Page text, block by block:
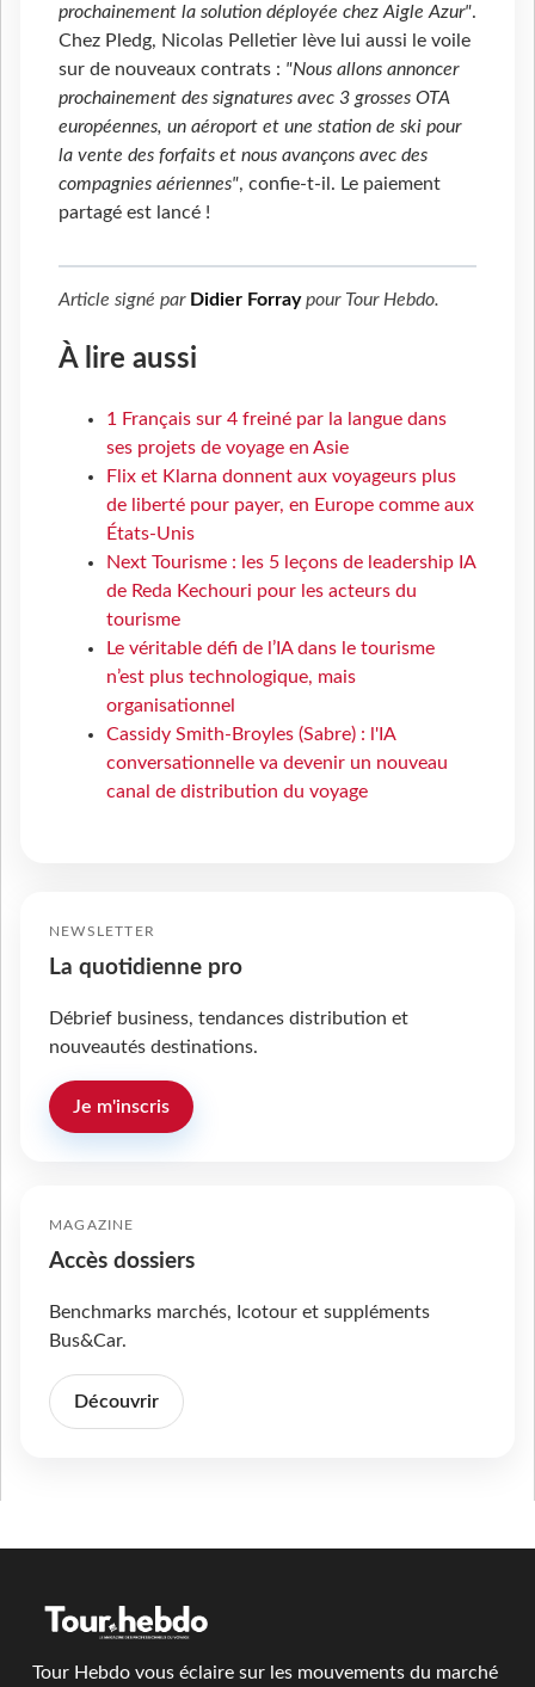
prochainement la solution déployée chez Aigle Azur".
Chez Pledg, Nicolas Pelletier lève lui aussi le voile
sur de nouveaux contrats : "Nous allons annoncer
prochainement des signatures avec 3 grosses OTA
européennes, un aéroport et une station de ski pour
la vente des forfaits et nous avançons avec des
compagnies aériennes", confie-t-il. Le paiement
partagé est lancé !
Article signé par Didier Forraypour Tour Hebdo.
À lire aussi
1 Français sur 4 freiné par la langue dans
ses projets de voyage en Asie
Flix et Klarna donnent aux voyageurs plus
de liberté pour payer, en Europe comme aux
États-Unis
Next Tourisme : les 5 leçons de leadership IA
de Reda Kechouri pour les acteurs du
tourisme
Le véritable défi de l’IA dans le tourisme
n’est plus technologique, mais
organisationnel
Cassidy Smith-Broyles (Sabre) : l'IA
conversationnelle va devenir un nouveau
canal de distribution du voyage
NEWSLETTER
La quotidienne pro
Débrief business, tendances distribution et
nouveautés destinations.
Je m'inscris
MAGAZINE
Accès dossiers
Benchmarks marchés, Icotour et suppléments
Bus&Car.
Découvrir
Tour Hebdo vous éclaire sur les mouvements du marché